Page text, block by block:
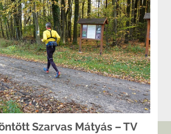
Szarvas Mátyás – TV